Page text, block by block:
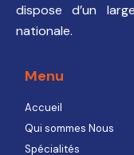
dispose d’un
nationale.
Menu
Accueil
Qui sommes Nous
Spécialités